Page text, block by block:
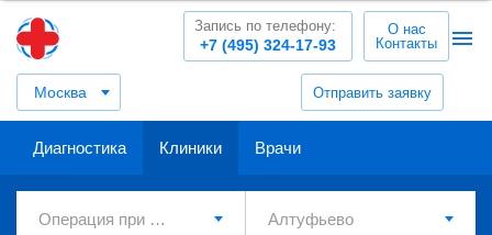
Москва Отправить заявку
+7 (495) 324-17-93
Запись по телефону:
О нас
Контакты
Диагностика Клиники Врачи